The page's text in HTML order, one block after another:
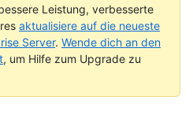
Leistung, verbesserte
aktualisiere auf die neueste
Server. Wende dich an den
, um Hilfe zum Upgrade zu